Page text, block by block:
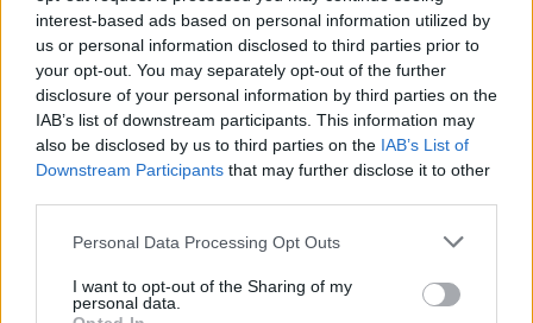
interest-based ads based on personal information utilized by
us or personal information disclosed to third parties prior to
your opt-out. You may separately opt-out of the further
disclosure of your personal information by third parties on the
IAB’s list of downstream participants. This information may
also be disclosed by us to third parties on the IAB’s List of
Downstream Participants that may further disclose it to other
Please note that this website/app uses one or more Google
not limited to your visit or usage behaviour. You may click to
grant or deny consent to Google and its third-party tags to
Personal Data Processing Opt Outs
I want to opt-out of the Sharing of my
personal data.
projektbe kezdett pár ismerősével. Olyan
szolgáltatásban gondolkodtak, ami megoldja a
felhasználó helyett ezeket a dizájn és ux kérdéseket.
A felhasználónak csak azt kell csinálnia, amihez a
legjobban ért: tartalmakat előállítania. A többit
oldja meg a szoftver, az algoritmus, a gépi
intelligencia.
ment aThe Gridbemutató oldala. Ebből
megtudhatjuk, hogy nem csak a dizájn működik
adaptívan ebben a rendszerben, hanem a